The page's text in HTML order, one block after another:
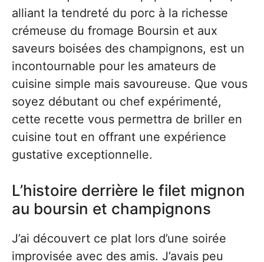
alliant la tendreté du porc à la richesse
crémeuse du fromage Boursin et aux
saveurs boisées des champignons, est un
incontournable pour les amateurs de
cuisine simple mais savoureuse. Que vous
soyez débutant ou chef expérimenté,
cette recette vous permettra de briller en
cuisine tout en offrant une expérience
gustative exceptionnelle.
L’histoire derrière le filet mignon
au boursin et champignons
J’ai découvert ce plat lors d’une soirée
improvisée avec des amis. J’avais peu